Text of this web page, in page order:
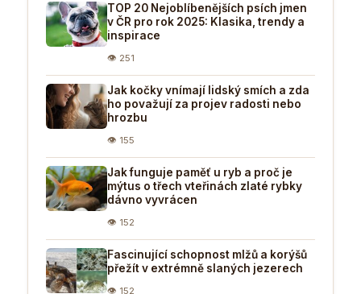
TOP 20 Nejoblíbenějších psích jmen
v ČR pro rok 2025: Klasika, trendy a
inspirace
👁 251
Jak kočky vnímají lidský smích a zda
ho považují za projev radosti nebo
hrozbu
👁 155
Jak funguje paměť u ryb a proč je
mýtus o třech vteřinách zlaté rybky
dávno vyvrácen
👁 152
Fascinující schopnost mlžů a korýšů
přežít v extrémně slaných jezerech
👁 152